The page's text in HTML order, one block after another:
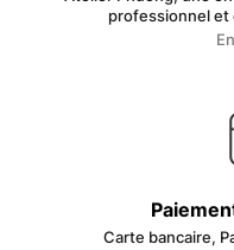
professionnel et
Carte bancaire,